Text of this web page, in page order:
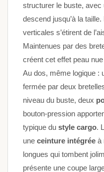
structurer le buste, avec
descend jusqu’à la taille.
verticales s’étirent de
Maintenues par des
créent cet effet peau
Au dos, même logique :
fermée par deux
niveau du buste, deux
bouton-pression
typique du style cargo.
une ceinture intégrée à
longues qui tombent
présente une coupe